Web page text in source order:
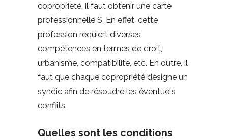
copropriété, il faut obtenir une carte
professionnelle S. En effet, cette
profession requiert diverses
compétences en termes de droit,
urbanisme, compatibilité, etc. En outre, il
faut que chaque copropriété désigne un
syndic afin de résoudre les éventuels
conflits.
Quelles sont les conditions